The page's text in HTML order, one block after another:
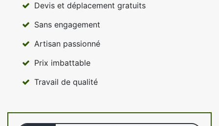
Devis et déplacement gratuits
Sans engagement
Artisan passionné
Prix imbattable
Travail de qualité